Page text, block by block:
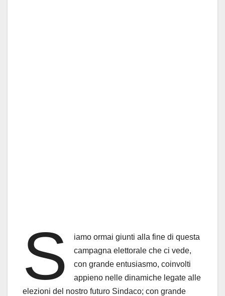
S
iamo ormai giunti alla fine di questa
campagna elettorale che ci vede,
con grande entusiasmo, coinvolti
appieno nelle dinamiche legate alle
elezioni del nostro futuro Sindaco; con grande